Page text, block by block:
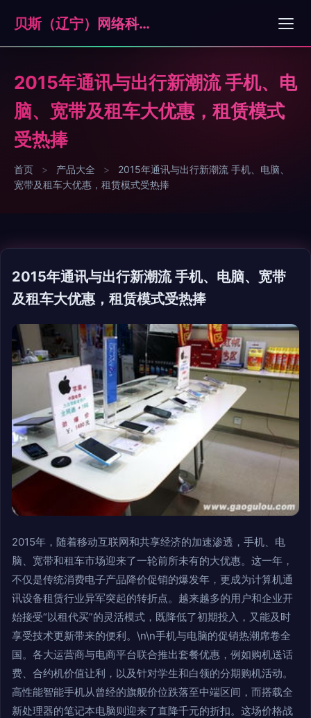
贝斯（辽宁）网络科技有限公司
2015年通讯与出行新潮流 手机、电
脑、宽带及租车大优惠，租赁模式
受热捧
首页 > 产品大全 >
2015年通讯与出行新潮流 手机、电脑、
宽带及租车大优惠，租赁模式受热捧
2015年通讯与出行新潮流 手机、电脑、宽带
及租车大优惠，租赁模式受热捧
2015年，随着移动互联网和共享经济的加速渗透，手机、电
脑、宽带和租车市场迎来了一轮前所未有的大优惠。这一年，
不仅是传统消费电子产品降价促销的爆发年，更成为计算机通
讯设备租赁行业异军突起的转折点。越来越多的用户和企业开
始接受“以租代买”的灵活模式，既降低了初期投入，又能及时
享受技术更新带来的便利。\n\n手机与电脑的促销热潮席卷全
国。各大运营商与电商平台联合推出套餐优惠，例如购机送话
费、合约机价值让利，以及针对学生和白领的分期购机活动。
高性能智能手机从曾经的旗舰价位跌落至中端区间，而搭载全
新处理器的笔记本电脑则迎来了直降千元的折扣。这场价格战